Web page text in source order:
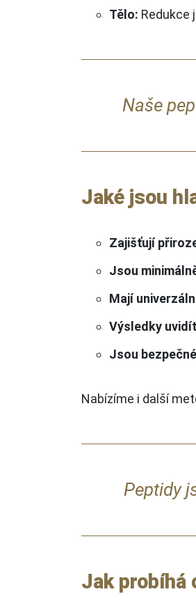
Tělo: Redukce
Naše
Jaké jsou
Zajišťují
Jsou
Mají
Výsledky
Jsou
Nabízíme i další
Peptidy
Jak probíhá